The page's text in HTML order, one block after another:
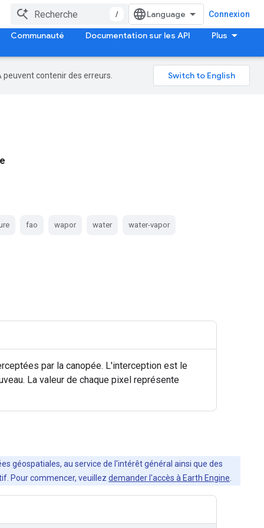
/ Connexion
Communauté Documentation sur les API Plus
contenir des erreurs.
fao wapor water water-vapor
par la canopée. L'interception est le
La valeur de chaque pixel représente
géospatiales, au service de l'intérêt général ainsi que des
Pour commencer, veuillez demander l'accès à Earth Engine